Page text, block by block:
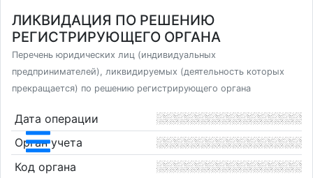
ЛИКВИДАЦИЯ ПО РЕШЕНИЮ
РЕГИСТРИРУЮЩЕГО ОРГАНА
Перечень юридических лиц (индивидуальных
предпринимателей), ликвидируемых (деятельность которых
прекращается) по решению регистрирующего органа
Дата операции
Орган учета
Код органа